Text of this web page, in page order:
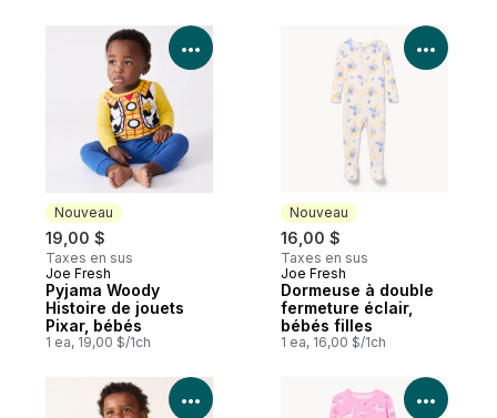
Nouveau
19,00 $
Taxes en sus
Nouveau
Joe Fresh
Pyjama Woody
Histoire de jouets
Pixar, bébés
1 ea, 19,00 $/1ch
Voir les détails du produit
Nouveau
16,00 $
Taxes en sus
Nouveau
Joe Fresh
Dormeuse à double
fermeture éclair,
bébés filles
1 ea, 16,00 $/1ch
Voir
Voir les détails du produit Voir